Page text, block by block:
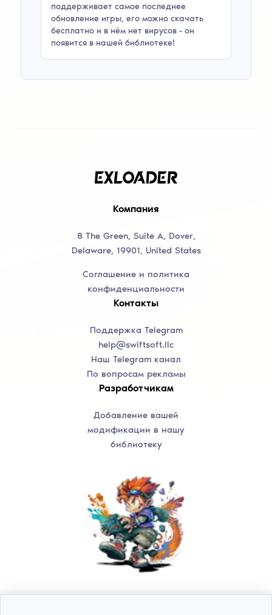
поддерживает самое последнее
обновление игры, его можно скачать
бесплатно и в нём нет вирусов - он
появится в нашей библиотеке!
Компания
8 The Green, Suite A, Dover,
Delaware, 19901, United States
Соглашение и политика
конфиденциальности
Контакты
Поддержка Telegram
help@swiftsoft.llc
Наш Telegram канал
По вопросам рекламы
Разработчикам
Добавление вашей
модификации в нашу
библиотеку